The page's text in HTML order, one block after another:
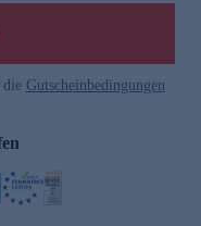
die Gutscheinbedingungen